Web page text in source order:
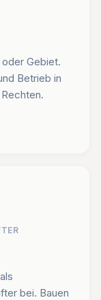
Gebiet.
Betrieb in
bei. Bauen